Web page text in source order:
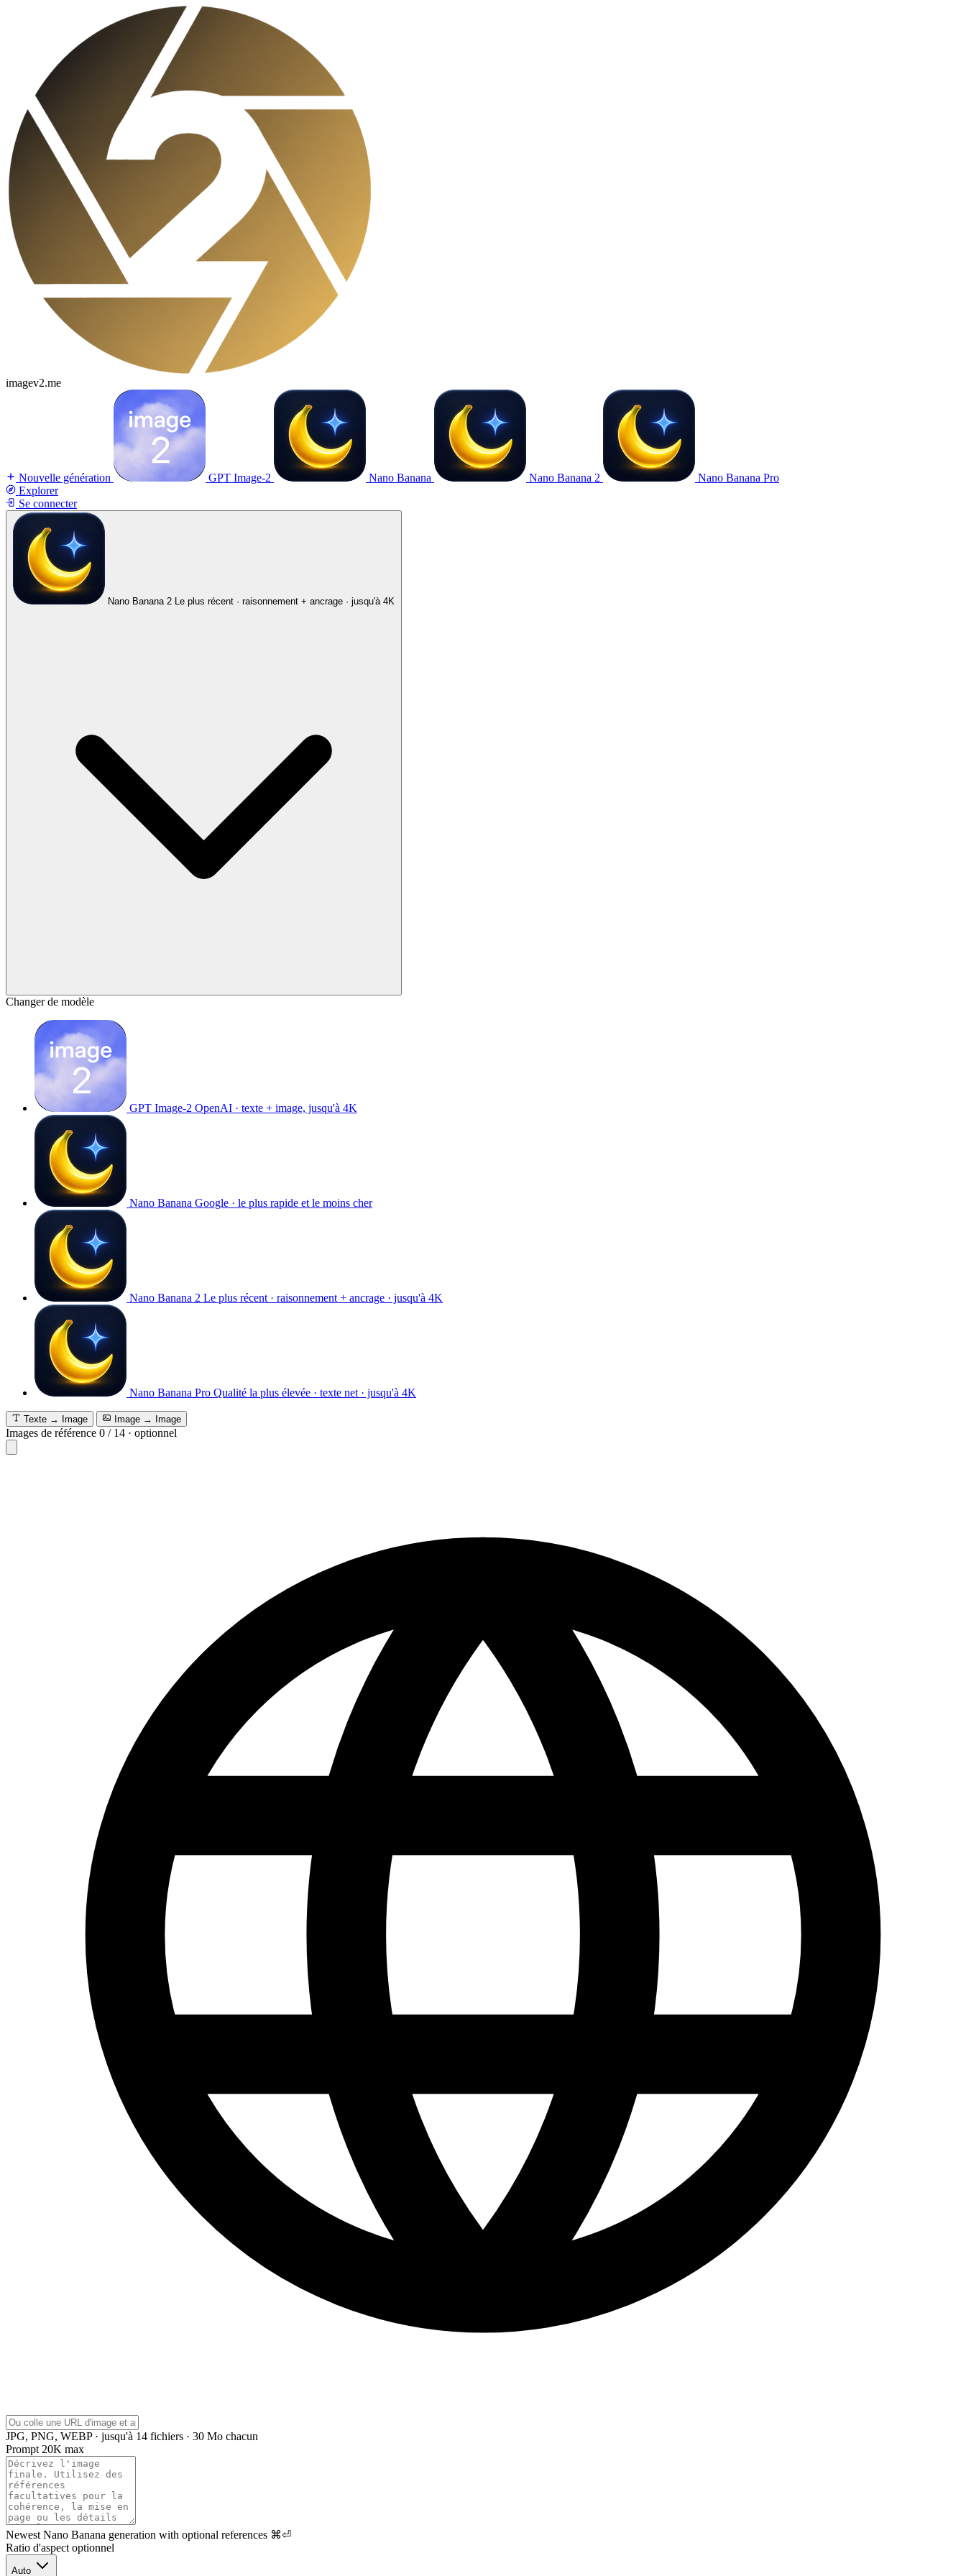
imagev2.me
Nouvelle génération GPT Image-2 Nano Banana Nano Banana 2
Nano Banana Pro
Explorer
Se connecter
Nano Banana 2 Le plus récent · raisonnement + ancrage · jusqu'à 4K
Changer de modèle
GPT Image-2 OpenAI · texte + image, jusqu'à 4K
Nano Banana Google · le plus rapide et le moins cher
Nano Banana 2 Le plus récent · raisonnement + ancrage · jusqu'à 4K
Nano Banana Pro Qualité la plus élevée · texte net · jusqu'à 4K
Texte → Image Image → Image
Images de référence 0 / 14 · optionnel
JPG, PNG, WEBP · jusqu'à 14 fichiers · 30 Mo chacun
Prompt 20K max
Newest Nano Banana generation with optional references ⌘⏎
Ratio d'aspect optionnel
Auto